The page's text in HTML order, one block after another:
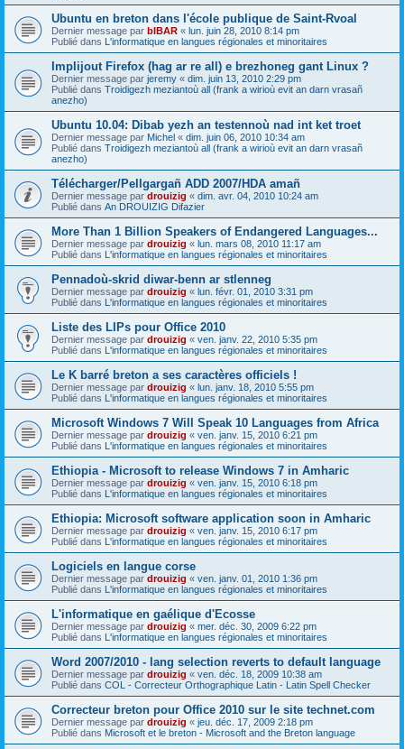
Ubuntu en breton dans l'école publique de Saint-Rvoal
Dernier message par bIBAR « lun. juin 28, 2010 8:14 pm
Publié dans L'informatique en langues régionales et minoritaires
Implijout Firefox (hag ar re all) e brezhoneg gant Linux ?
Dernier message par jeremy « dim. juin 13, 2010 2:29 pm
Publié dans Troidigezh meziantoù all (frank a wirioù evit an darn vrasañ
anezho)
Ubuntu 10.04: Dibab yezh an testennoù nad int ket troet
Dernier message par Michel « dim. juin 06, 2010 10:34 am
Publié dans Troidigezh meziantoù all (frank a wirioù evit an darn vrasañ
anezho)
Télécharger/Pellgargañ ADD 2007/HDA amañ
Dernier message par drouizig « dim. avr. 04, 2010 10:24 am
Publié dans An DROUIZIG Difazier
More Than 1 Billion Speakers of Endangered Languages...
Dernier message par drouizig « lun. mars 08, 2010 11:17 am
Publié dans L'informatique en langues régionales et minoritaires
Pennadoù-skrid diwar-benn ar stlenneg
Dernier message par drouizig « lun. févr. 01, 2010 3:31 pm
Publié dans L'informatique en langues régionales et minoritaires
Liste des LIPs pour Office 2010
Dernier message par drouizig « ven. janv. 22, 2010 5:35 pm
Publié dans L'informatique en langues régionales et minoritaires
Le K barré breton a ses caractères officiels !
Dernier message par drouizig « lun. janv. 18, 2010 5:55 pm
Publié dans L'informatique en langues régionales et minoritaires
Microsoft Windows 7 Will Speak 10 Languages from Africa
Dernier message par drouizig « ven. janv. 15, 2010 6:21 pm
Publié dans L'informatique en langues régionales et minoritaires
Ethiopia - Microsoft to release Windows 7 in Amharic
Dernier message par drouizig « ven. janv. 15, 2010 6:18 pm
Publié dans L'informatique en langues régionales et minoritaires
Ethiopia: Microsoft software application soon in Amharic
Dernier message par drouizig « ven. janv. 15, 2010 6:17 pm
Publié dans L'informatique en langues régionales et minoritaires
Logiciels en langue corse
Dernier message par drouizig « ven. janv. 01, 2010 1:36 pm
Publié dans L'informatique en langues régionales et minoritaires
L'informatique en gaélique d'Ecosse
Dernier message par drouizig « mer. déc. 30, 2009 6:22 pm
Publié dans L'informatique en langues régionales et minoritaires
Word 2007/2010 - lang selection reverts to default language
Dernier message par drouizig « ven. déc. 18, 2009 10:38 am
Publié dans COL - Correcteur Orthographique Latin - Latin Spell Checker
Correcteur breton pour Office 2010 sur le site technet.com
Dernier message par drouizig « jeu. déc. 17, 2009 2:18 pm
Publié dans Microsoft et le breton - Microsoft and the Breton language